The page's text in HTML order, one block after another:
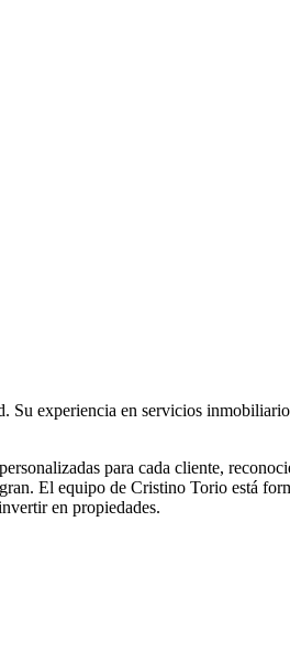
experiencia en servicios
para cada cliente,
El equipo de Cristino Torio está
en propiedades.